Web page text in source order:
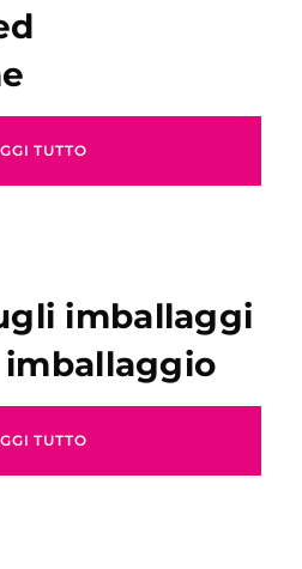
TUTTO
imballaggi
TUTTO